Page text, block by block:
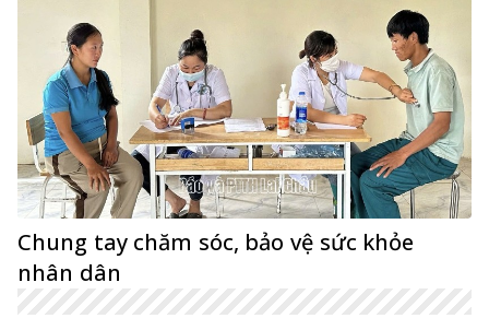
Chung tay chăm sóc, bảo vệ sức khỏe
nhân dân